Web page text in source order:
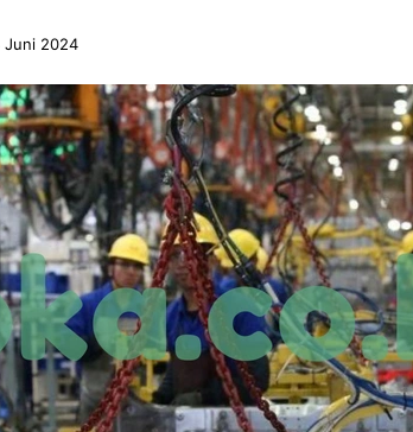
Juni 2024